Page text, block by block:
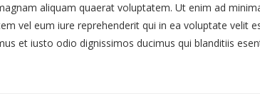
aliquam quaerat voluptatem. Ut enim ad
vel eum iure reprehenderit qui in ea voluptate velit
et iusto odio dignissimos ducimus qui blanditiis